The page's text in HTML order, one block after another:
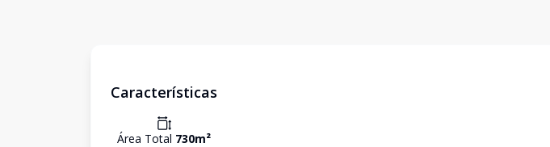
Características
Área Total 730m²